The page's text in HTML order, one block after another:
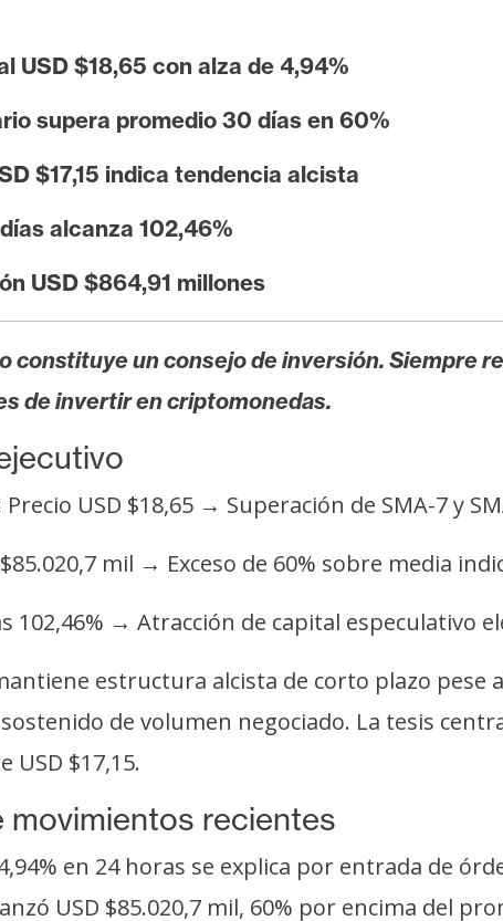
USD $18,65 con alza de 4,94%
supera promedio 30 días en 60%
$17,15 indica tendencia alcista
alcanza 102,46%
USD $864,91 millones
constituye un consejo de inversión. Siempre
de invertir en criptomonedas.
Precio USD $18,65 → Superación de SMA-7 y
mil → Exceso de 60% sobre media
102,46% → Atracción de capital especulativo
estructura alcista de corto plazo pese
de volumen negociado. La tesis
USD $17,15.
movimientos recientes
en 24 horas se explica por entrada de
USD $85.020,7 mil, 60% por encima del